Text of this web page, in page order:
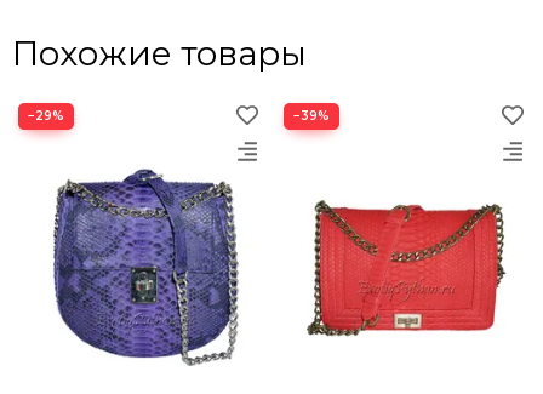
Похожие товары
−29% −39%